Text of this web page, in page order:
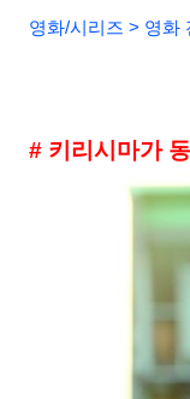
영화/시리즈 > 영화
# 키리시마가